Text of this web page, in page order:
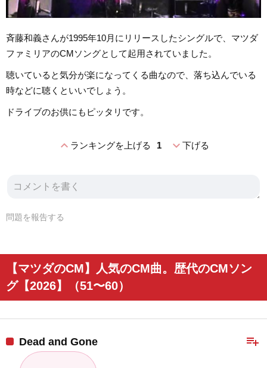
斉藤和義さんが1995年10月にリリースしたシングルで、マツダ
ファミリアのCMソングとして起用されていました。
聴いていると気分が楽になってくる曲なので、落ち込んでいる
時などに聴くといいでしょう。
ドライブのお供にもピッタリです。
expand_lessランキングを上げる 1 expand_more下げる
問題を報告する
【マツダのCM】人気のCM曲。歴代のCMソン
グ【2026】（51〜60）
playlist_add
Dead and Gone